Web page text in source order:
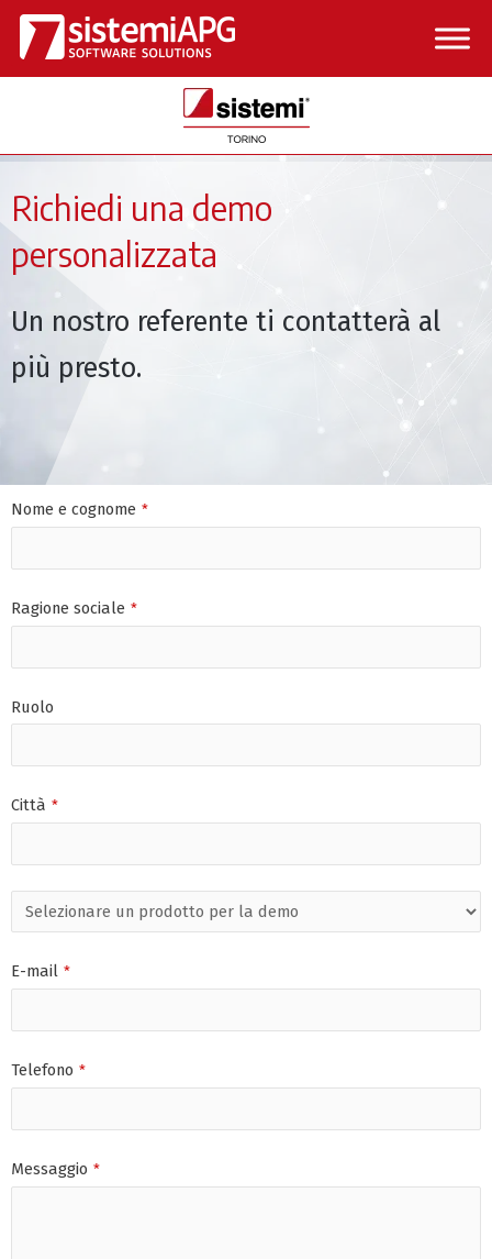
contenuto
Richiedi una demo
personalizzata
Un nostro referente ti contatterà al
più presto.
Nome e cognome *
Ragione sociale *
Ruolo
Città *
E-mail *
Telefono *
Messaggio *